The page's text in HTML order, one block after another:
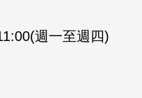
週一至週四)